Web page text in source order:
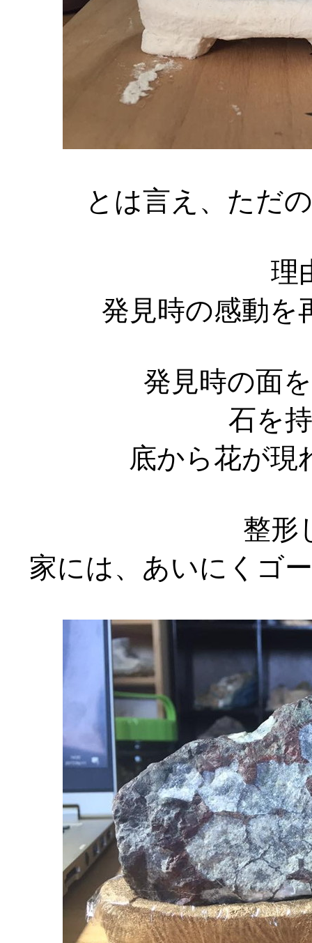
とは言え、ただ
理
発見時の感動を
発見時の面
石を
底から花が現
整形
家には、あいにくゴ